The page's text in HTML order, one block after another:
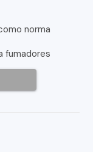
norma
fumadores